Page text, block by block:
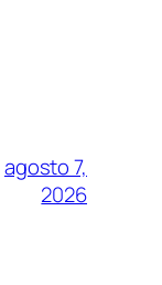
agosto 7,
2026